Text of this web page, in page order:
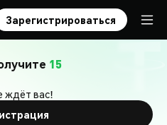
Зарегистрироваться
15
ждёт вас!